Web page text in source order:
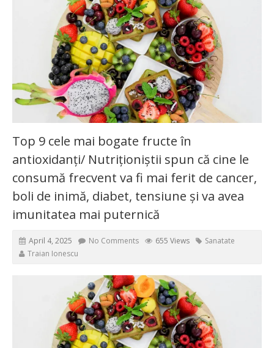
Top 9 cele mai bogate fructe în
antioxidanți/ Nutriționiștii spun că cine le
consumă frecvent va fi mai ferit de cancer,
boli de inimă, diabet, tensiune și va avea
imunitatea mai puternică
April 4, 2025 No Comments 655 Views
Sanatate
Traian Ionescu